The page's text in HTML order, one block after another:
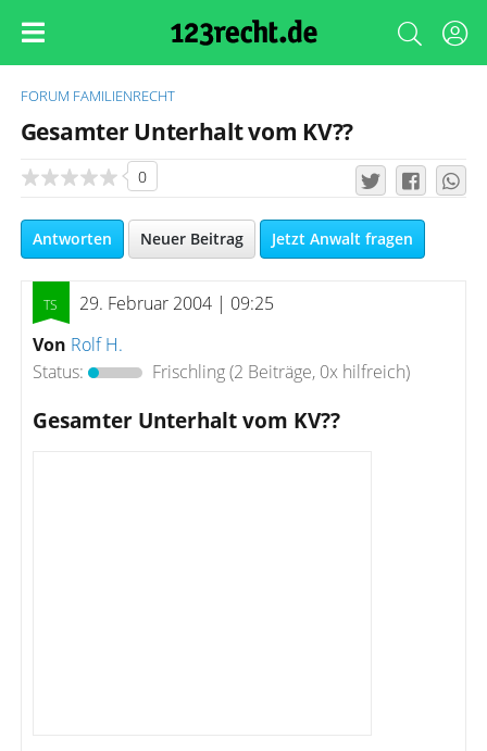
FORUM FAMILIENRECHT
Gesamter Unterhalt vom KV??
0
Antworten Neuer Beitrag Jetzt Anwalt fragen
29. Februar 2004 | 09:25
Von Rolf H.
Status:
Frischling(2 Beiträge, 0x hilfreich)
Gesamter Unterhalt vom KV??